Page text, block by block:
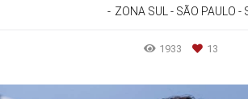
ZONA SUL - SÃO PAULO -
1933 13